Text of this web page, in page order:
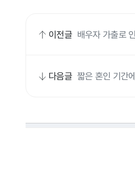
이전글 배우자 가출로
다음글 짧은 혼인 기간